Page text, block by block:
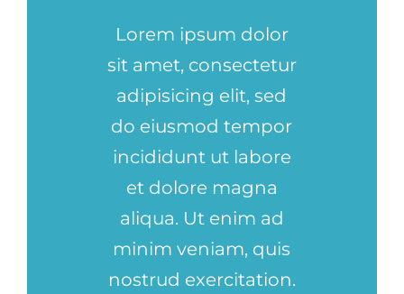
Lorem ipsum dolor
sit amet, consectetur
adipisicing elit, sed
do eiusmod tempor
incididunt ut labore
et dolore magna
aliqua. Ut enim ad
minim veniam, quis
nostrud exercitation.